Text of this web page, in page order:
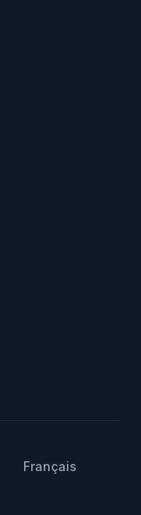
Français